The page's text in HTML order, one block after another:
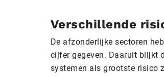
Verschillende
De afzonderlijke sectoren
cijfer gegeven. Daaruit blijkt
systemen als grootste risico